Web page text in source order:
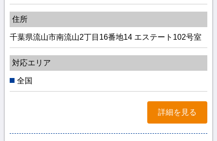
住所
千葉県流山市南流山2丁目16番地14 エステート102号室
対応エリア
全国
詳細を見る